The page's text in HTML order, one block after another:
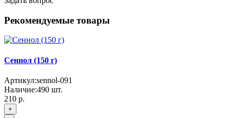
Рекомендуемые товары
Сеннол (150 г)
Артикул:sennol-091
Наличие:490 шт.
210 р.
+